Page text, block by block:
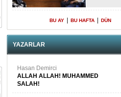
BU AY BU HAFTA DÜN
YAZARLAR
Hasan Demirci
ALLAH ALLAH! MUHAMMED
SALAH!